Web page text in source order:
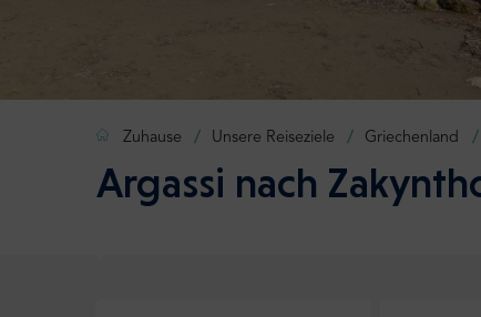
Zuhause Unsere Reiseziele Griechenland
Argassi nach